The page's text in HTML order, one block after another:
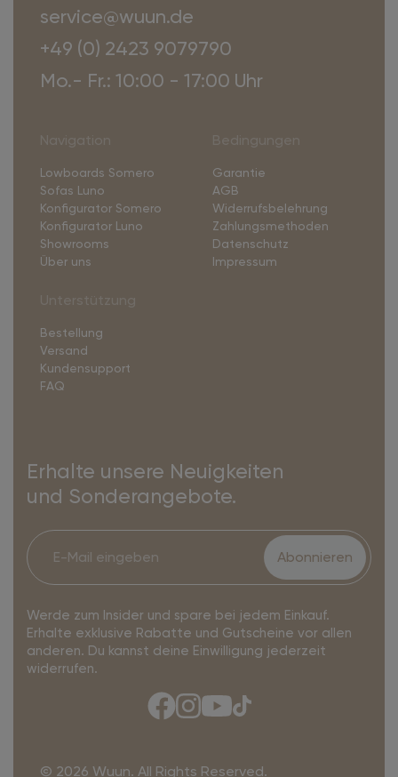
service@wuun.de
+49 (0) 2423 9079790
Mo.- Fr.: 10:00 - 17:00 Uhr
Lowboards Somero
Sofas Luno
Konfigurator Somero
Konfigurator Luno
Showrooms
Über uns
Garantie
AGB
Widerrufsbelehrung
Zahlungsmethoden
Datenschutz
Impressum
Bestellung
Versand
Kundensupport
FAQ
Erhalte unsere Neuigkeiten
und Sonderangebote.
Abonnieren
Werde zum Insider und spare bei jedem Einkauf.
Erhalte exklusive Rabatte und Gutscheine vor allen
anderen. Du kannst deine Einwilligung jederzeit
widerrufen.
© 2026 Wuun. All Rights Reserved.